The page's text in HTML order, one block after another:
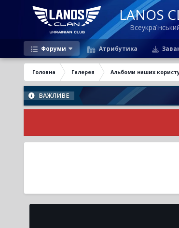
LANOS
Форуми Атрибутика
Головна Галерея Альбоми наших
ВАЖЛИВЕ